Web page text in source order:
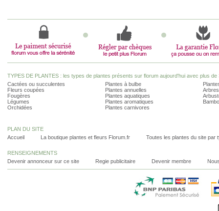
TYPES DE PLANTES : les types de plantes présents sur florum aujourd'hui avec plus de
Cactées ou succulentes
Fleurs coupées
Fougères
Légumes
Orchidées
Plantes à bulbe
Plantes annuelles
Plantes aquatiques
Plantes aromatiques
Plantes carnivores
PLAN DU SITE
Accueil
La boutique plantes et fleurs Florum.fr Toutes les plantes du site par
RENSEIGNEMENTS
Devenir annonceur sur ce site
Regie publicitaire Devenir membre